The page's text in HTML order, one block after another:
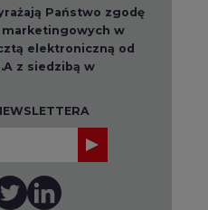
polityce prywatności.